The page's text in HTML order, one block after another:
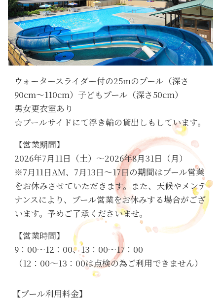
ウォータースライダー付の25mのプール（深さ
90cm～110cm）子どもプール（深さ50cm）
男女更衣室あり
☆プールサイドにて浮き輪の貸出しもしています。
【営業期間】
2026年7月11日（土）～2026年8月31日（月）
※7月11日AM、7月13日～17日の期間はプール営業
をお休みさせていただきます。また、天候やメンテ
ナンスにより、プール営業をお休みする場合がござ
います。予めご了承くださいませ。
【営業時間】
9：00～12：00、13：00～17：00
（12：00～13：00は点検の為ご利用できません）
【プール利用料金】